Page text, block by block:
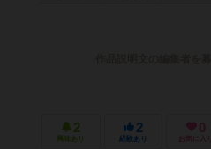
2
興味あり
2
経験あり
0
お気に入り